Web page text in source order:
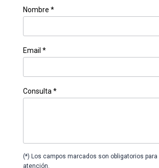
Nombre *
Email *
Consulta *
(*) Los campos marcados son obligatorios
atención.